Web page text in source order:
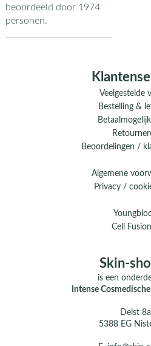
beoordeeld door 1974
personen.
Veelgestelde
Bestelling &
Beoordelingen /
Algemene
Privacy /
Cell
Skin-
is een
Intense
Delst 8a
5388 EG